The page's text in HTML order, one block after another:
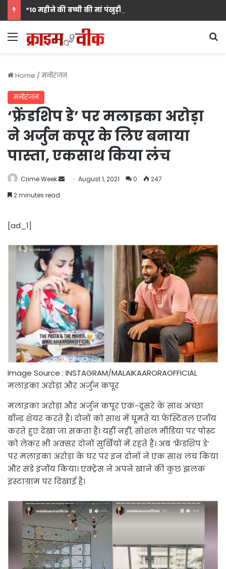
Menu
Home /मनोरंजन
मनोरंजन
‘फ्रेंडशिप डे’ पर मलाइका अरोड़ा
ने अर्जुन कपूर के लिए बनाया
पास्ता, एकसाथ किया लंच
Crime Week
SendAugust 1, 2021 0
247
2 minutes read
[ad_1]
Image Source : INSTAGRAM/MALAIKAARORAOFFICIAL
मलाइका अरोड़ा और अर्जुन कपूर
मलाइका अरोड़ा और अर्जुन कपूर एक-दूसरे के साथ अच्छा
बॉन्ड शेयर करते हैं। दोनों को साथ में घूमते या फेस्टिवल एंजॉय
करते हुए देखा जा सकता है। यहीं नहीं, सोशल मीडिया पर पोस्ट
को लेकर भी अक्सर दोनों सुर्खियों में रहते हैं। अब ‘फ्रेंडशिप डे’
पर मलाइका अरोड़ा के घर पर इन दोनों ने एक साथ लंच किया
और संडे इंजॉय किया। एक्ट्रेस ने अपने खाने की कुछ झलक
इंस्टाग्राम पर दिखाई है।